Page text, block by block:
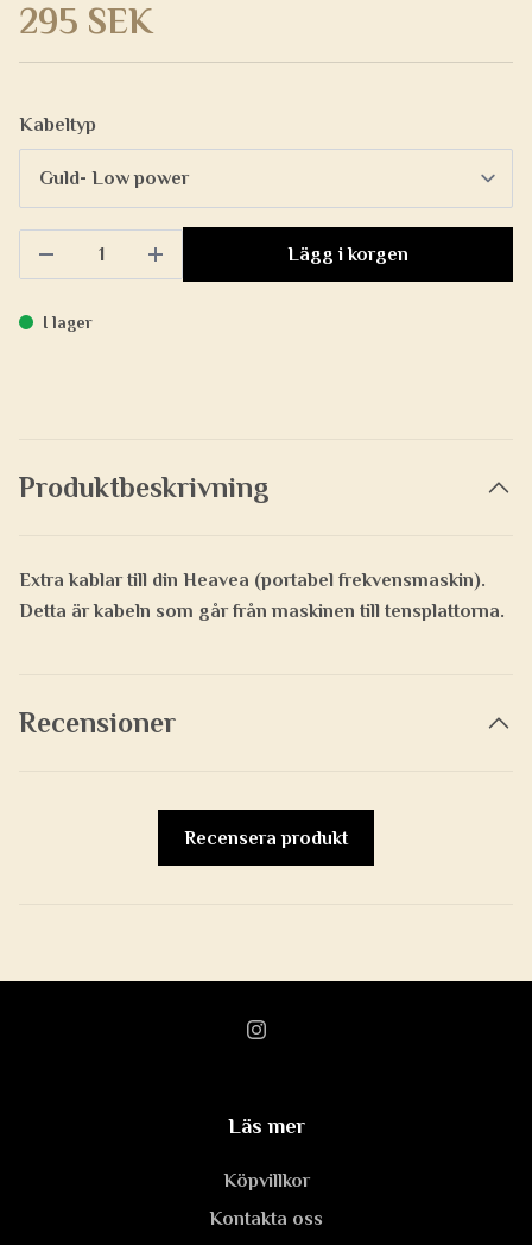
295 SEK
Kabeltyp
Lägg i korgen
I lager
Produktbeskrivning
Extra kablar till din Heavea (portabel frekvensmaskin).
Detta är kabeln som går från maskinen till tensplattorna.
Recensioner
Recensera produkt
Läs mer
Köpvillkor
Kontakta oss